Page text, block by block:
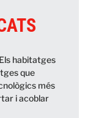
habitatges
que
més
i acoblar